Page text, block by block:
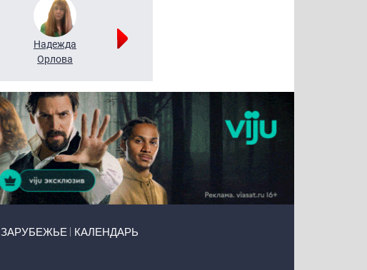
Надежда
Орлова
ЗАРУБЕЖЬЕ КАЛЕНДАРЬ